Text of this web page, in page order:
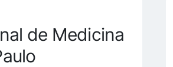
de Medicina